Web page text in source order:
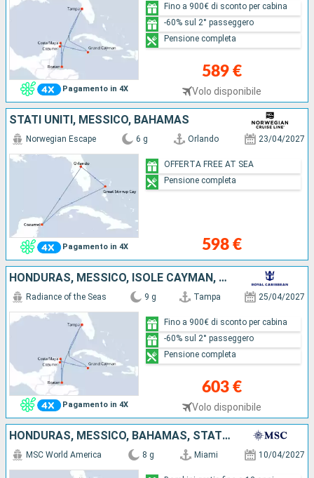
Pagamento in 4X
589 €
Volo disponibile
Fino a 900€ di sconto per cabina
-60% sul 2° passeggero
Pensione completa
STATI UNITI, MESSICO, BAHAMAS
Pagamento in 4X
Norwegian Escape 6 g Orlando 23/04/2027
598 €
OFFERTA FREE AT SEA
Pensione completa
HONDURAS, MESSICO, ISOLE CAYMAN, STATI UNITI
Pagamento in 4X
Radiance of the Seas 9 g Tampa 25/04/2027
603 €
Volo disponibile
Fino a 900€ di sconto per cabina
-60% sul 2° passeggero
Pensione completa
HONDURAS, MESSICO, BAHAMAS, STATI UNITI
MSC World America 8 g Miami 10/04/2027